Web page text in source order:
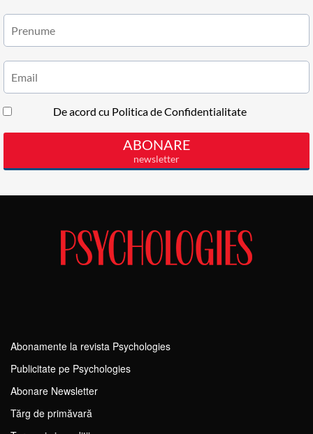
Abonamente la revista Psychologies
Publicitate pe Psychologies
Abonare Newsletter
Tărg de primăvară